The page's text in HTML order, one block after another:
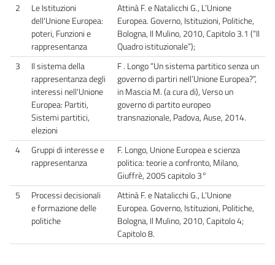
2
Le Istituzioni
dell'Unione Europea:
poteri, Funzioni e
rappresentanza
Attinà F. e Natalicchi G., L’Unione
Europea. Governo, Istituzioni, Politiche,
Bologna, Il Mulino, 2010, Capitolo 3.1 (“Il
Quadro istituzionale”);
3
Il sistema della
rappresentanza degli
interessi nell'Unione
Europea: Partiti,
Sistemi partitici,
elezioni
F . Longo “Un sistema partitico senza un
governo di partiri nell’Unione Europea?”,
in Mascia M. (a cura di), Verso un
governo di partito europeo
transnazionale, Padova, Ause, 2014.
4
Gruppi di interesse e
rappresentanza
F. Longo, Unione Europea e scienza
politica: teorie a confronto, Milano,
Giuffrè, 2005 capitolo 3°
5
Processi decisionali
e formazione delle
politiche
Attinà F. e Natalicchi G., L’Unione
Europea. Governo, Istituzioni, Politiche,
Bologna, Il Mulino, 2010, Capitolo 4;
Capitolo 8.